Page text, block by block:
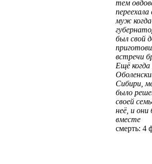
тем
переехала
муж
был свой
встречи
Ещё когда
Сибири,
было
своей
неё, и
вместе
смерть: 4